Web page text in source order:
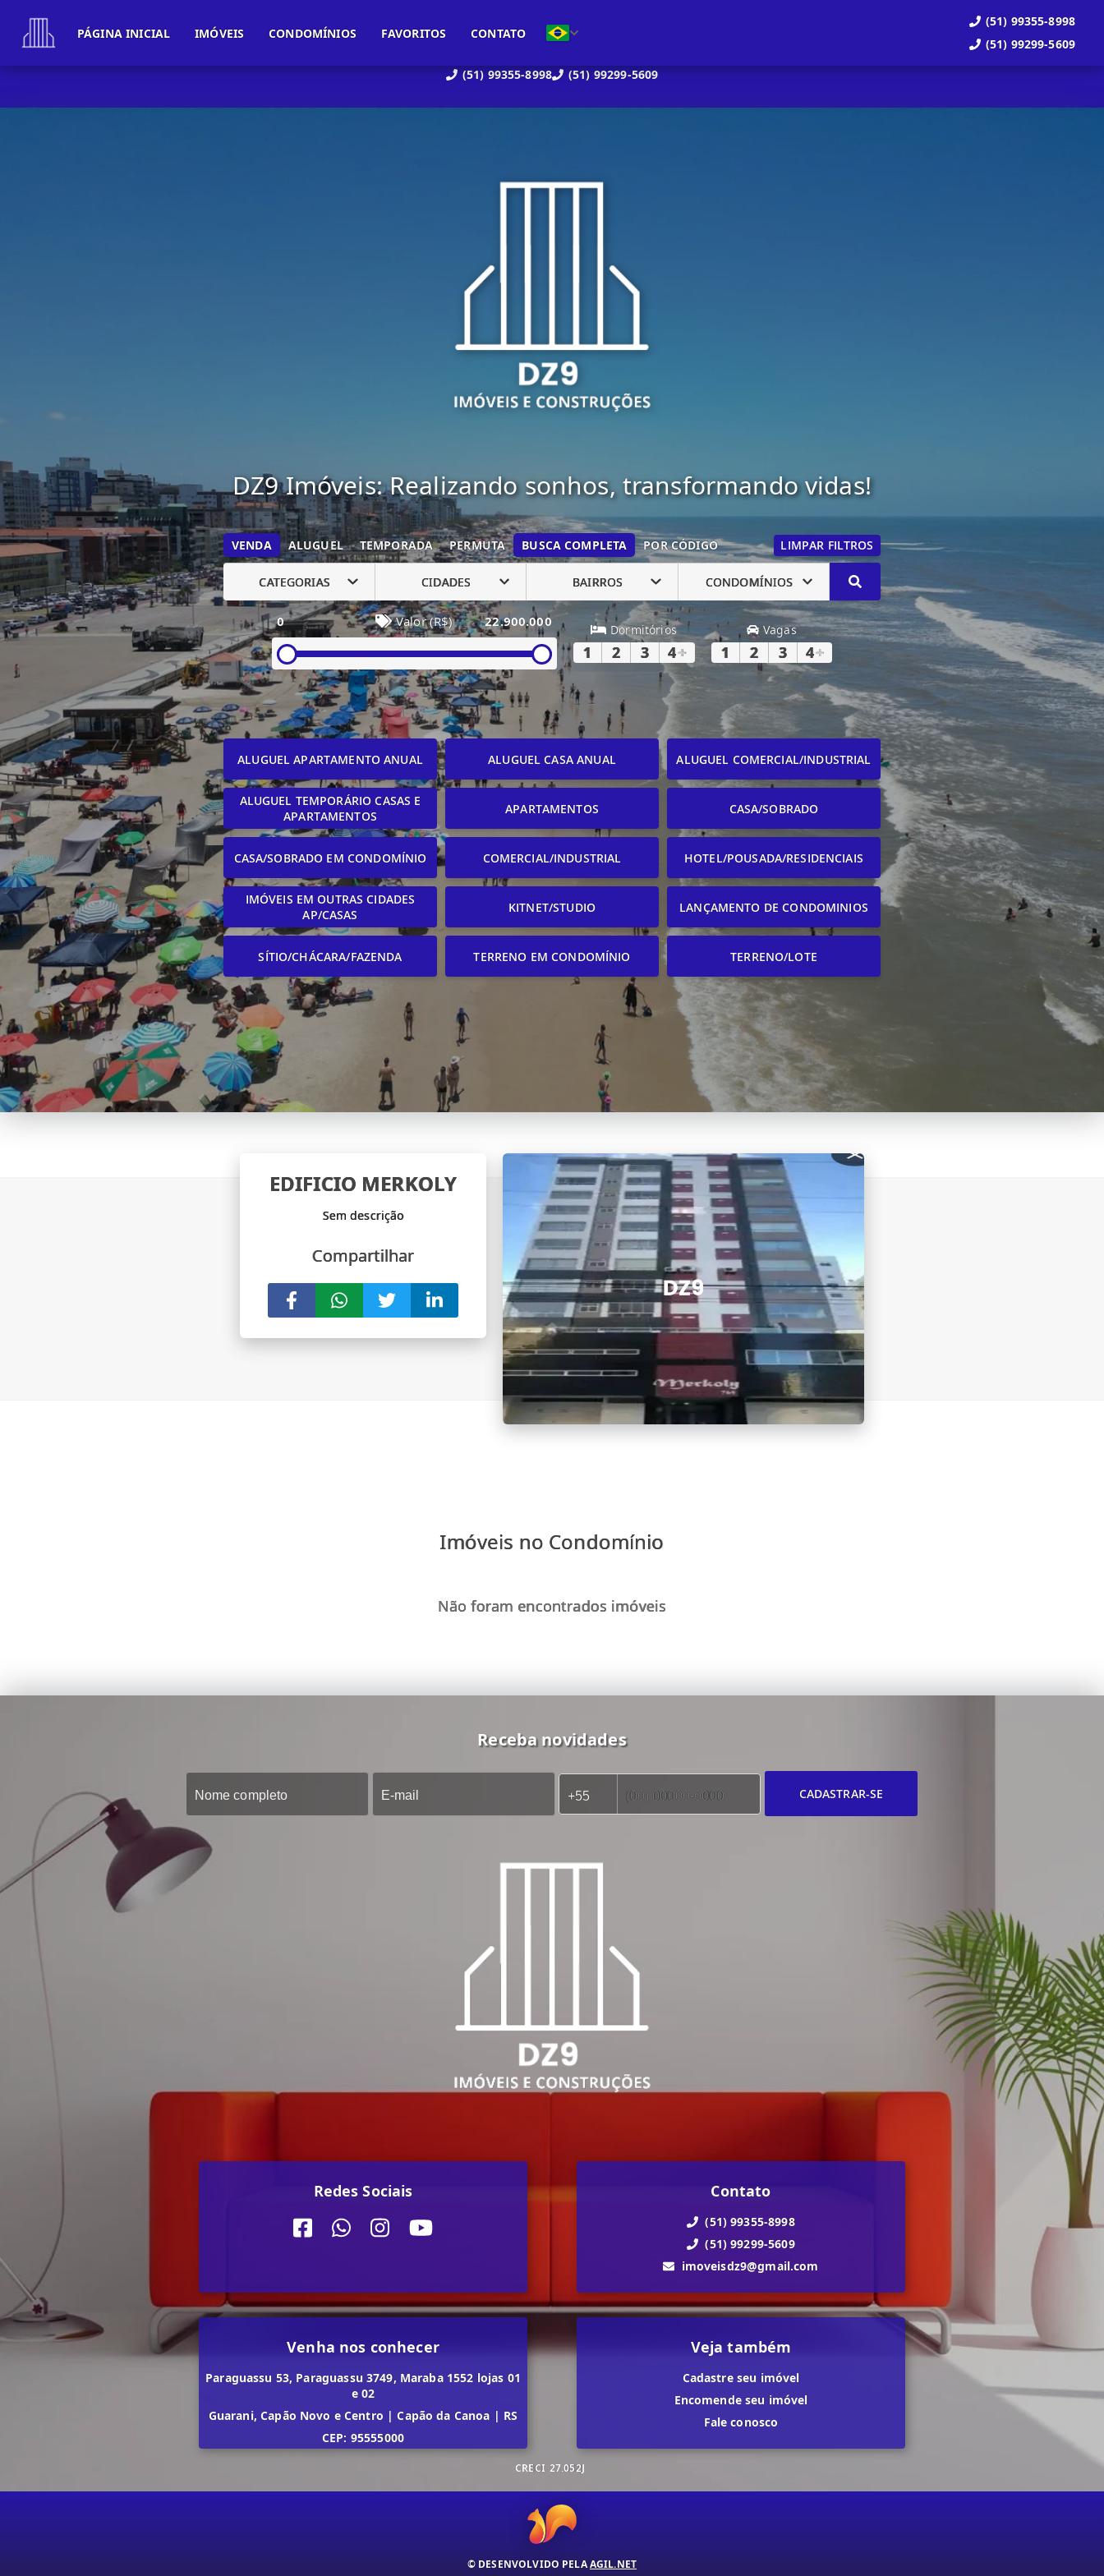
(51) 99355-8998 (51) 99299-5609
PÁGINA INICIAL IMÓVEIS CONDOMÍNIOS FAVORITOS CONTATO
(51) 99355-8998
(51) 99299-5609
DZ9 Imóveis: Realizando sonhos, transformando vidas!
VENDA ALUGUEL TEMPORADA PERMUTA BUSCA COMPLETA POR CÓDIGO LIMPAR FILTROS
CATEGORIAS CIDADES BAIRROS CONDOMÍNIOS
0 Valor (R$) 22.900.000 Dormitórios
1 2 3 4+
Vagas
1 2 3 4+
ALUGUEL APARTAMENTO ANUAL ALUGUEL CASA ANUAL ALUGUEL COMERCIAL/INDUSTRIAL
ALUGUEL TEMPORÁRIO CASAS E
APARTAMENTOS
APARTAMENTOS CASA/SOBRADO
CASA/SOBRADO EM CONDOMÍNIO COMERCIAL/INDUSTRIAL HOTEL/POUSADA/RESIDENCIAIS
IMÓVEIS EM OUTRAS CIDADES
AP/CASAS
KITNET/STUDIO LANÇAMENTO DE CONDOMINIOS
SÍTIO/CHÁCARA/FAZENDA TERRENO EM CONDOMÍNIO TERRENO/LOTE
EDIFICIO MERKOLY
Sem descrição
Compartilhar
Imóveis no Condomínio
Não foram encontrados imóveis
Receba novidades
CADASTRAR-SE
Redes Sociais Contato
(51) 99355-8998
(51) 99299-5609
imoveisdz9@gmail.com
Venha nos conhecer
Paraguassu 53, Paraguassu 3749, Maraba 1552 lojas 01
e 02
Guarani, Capão Novo e Centro | Capão da Canoa | RS
CEP: 95555000
Veja também
Cadastre seu imóvel
Encomende seu imóvel
Fale conosco
CRECI 27.052J
© DESENVOLVIDO PELAAGIL.NET